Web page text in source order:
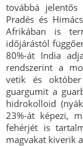
továbbá jelentős
Pradés és
Afrikában is
időjárástól
80%-át India
rendszerint a
vetik és
guargumit a
hidrokolloid
23%-át képezi,
fehérjét is
magvakat kiverik